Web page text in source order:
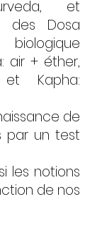
et
des Dosa
air + éther,
Kapha:
de
par un test
les notions
de nos